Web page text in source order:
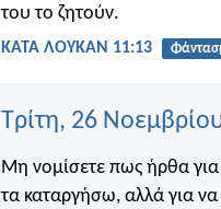
του το ζητούν.
ΚΑΤΑ ΛΟΥΚΑΝ 11:13
Τρίτη, 26
Μη νομίσετε πως ήρθα
τα καταργήσω, αλλά για